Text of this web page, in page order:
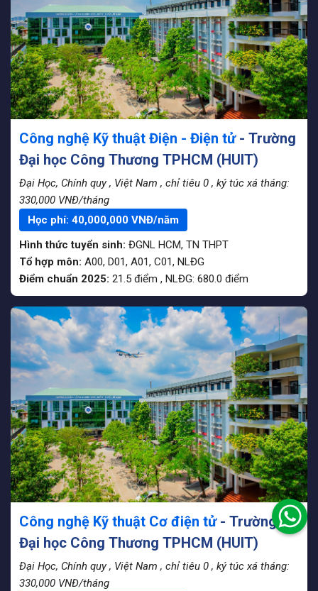
Công nghệ Kỹ thuật Điện - Điện tử - Trường
Đại học Công Thương TPHCM (HUIT)
Đại Học, Chính quy , Việt Nam , chỉ tiêu 0 , ký túc xá tháng:
330,000 VNĐ/tháng
Học phí: 40,000,000 VNĐ/năm
Hình thức tuyển sinh: ĐGNL HCM, TN THPT
Tổ hợp môn: A00, D01, A01, C01, NLĐG
Điểm chuẩn 2025: 21.5 điểm , NLĐG: 680.0 điểm
Công nghệ Kỹ thuật Cơ điện tử - Trường
Đại học Công Thương TPHCM (HUIT)
Đại Học, Chính quy , Việt Nam , chỉ tiêu 0 , ký túc xá tháng:
330,000 VNĐ/tháng